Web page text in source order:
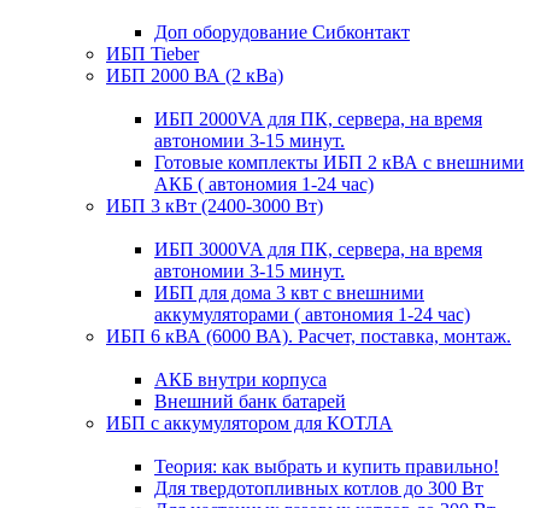
Доп оборудование Сибконтакт
ИБП Tieber
ИБП 2000 ВА (2 кВа)
ИБП 2000VA для ПК, сервера, на время
автономии 3-15 минут.
Готовые комплекты ИБП 2 кВА с внешними
АКБ ( автономия 1-24 час)
ИБП 3 кВт (2400-3000 Вт)
ИБП 3000VA для ПК, сервера, на время
автономии 3-15 минут.
ИБП для дома 3 квт с внешними
аккумуляторами ( автономия 1-24 час)
ИБП 6 кВА (6000 ВА). Расчет, поставка, монтаж.
АКБ внутри корпуса
Внешний банк батарей
ИБП с аккумулятором для КОТЛА
Теория: как выбрать и купить правильно!
Для твердотопливных котлов до 300 Вт